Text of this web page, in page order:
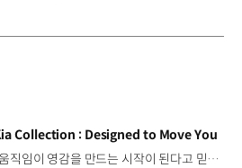
Collection : Designed to Move You
우리는 움직임이 영감을 만드는 시작이 된다고 믿습니다. 기아만의 Movement로 당신의 일상에 영감을 더해줄 2026 Kia Collection을 만나보세요. Designed to move you. Kia Collection 자세히 보기 ▶ #Kia #기아 #KiaCollection #기아컬렉션 #Designedtomoveyou #lifestyle